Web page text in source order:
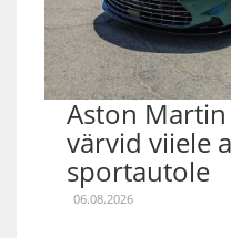
Aston
värvid viiele
sportautole
06.08.2026